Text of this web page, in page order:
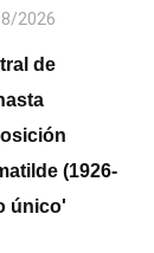
2026
de
(1926-
único'